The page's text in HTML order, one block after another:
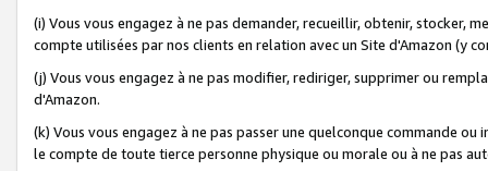
(i) Vous vous engagez à ne pas demander, recueillir, obtenir, stocker,
compte utilisées par nos clients en relation avec un Site d'Amazon (y
(j) Vous vous engagez à ne pas modifier, rediriger, supprimer ou
d'Amazon.
(k) Vous vous engagez à ne pas passer une quelconque commande
le compte de toute tierce personne physique ou morale ou à ne pas